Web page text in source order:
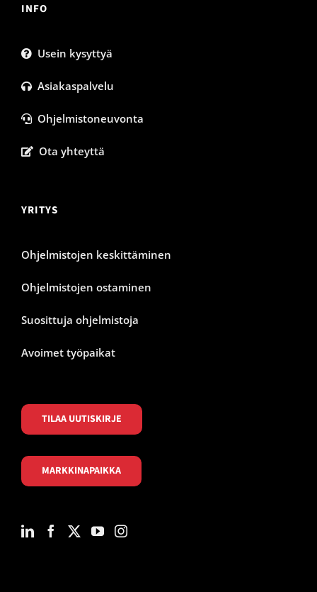
INFO
Usein kysyttyä
Asiakaspalvelu
Ohjelmistoneuvonta
Ota yhteyttä
YRITYS
Ohjelmistojen keskittäminen
Ohjelmistojen ostaminen
Suosittuja ohjelmistoja
Avoimet työpaikat
TILAA UUTISKIRJE
MARKKINAPAIKKA